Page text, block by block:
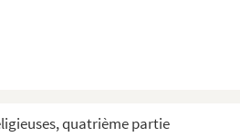
quatrième partie